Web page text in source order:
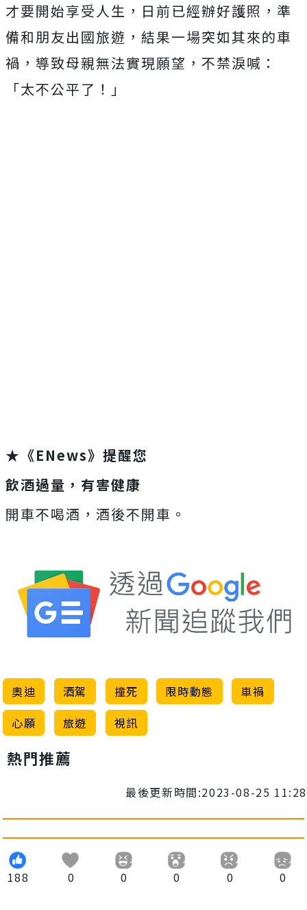
才要開始享受人生，日前已經辦好護照，準
備和朋友出國旅遊，結果一場突如其來的車
禍，導致母親無法實現願望，不禁淚喊：
「太不公平了！」
★《ENews》提醒您
飲酒過量，有害健康
開車不喝酒，酒後不開車。
奧迪 酒駕 撞死 限時動態
車禍
心願
旅遊 視訊
熱門推薦
最後更新時間:2023-08-25 11:28
188 0 0 0 0 0